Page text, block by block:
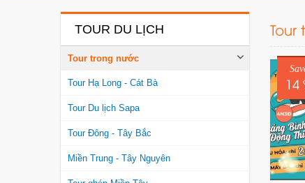
TOUR DU LỊCH
Tour trong nước
Tour Hạ Long - Cát Bà
Tour Du lịch Sapa
Tour Đông - Tây Bắc
Miền Trung - Tây Nguyên
Tour
14